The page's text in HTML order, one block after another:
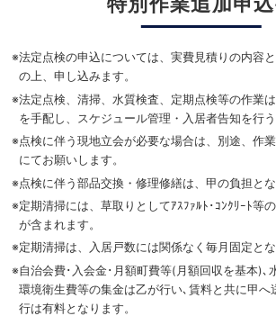
※法定点検の申込については、実費見積りの内容
の上、申し込みます。
※法定点検、清掃、水質検査、定期点検等の作業
を手配し、スケジュール管理・入居者告知を行う
※点検に伴う現地立会が必要な場合は、別途、作
にてお願いします。
※点検に伴う部品交換・修理修繕は、甲の負担とな
※定期清掃には、草取りとしてｱｽﾌｧﾙﾄ･ｺﾝｸﾘｰﾄ等
が含まれます。
※定期清掃は、入居戸数には関係なく毎月固定とな
※自治会費･入会金･月額町費等(月額回収を基本)､
環境衛生費等の集金は乙が行い､賃料と共に甲へ
行は有料となります。